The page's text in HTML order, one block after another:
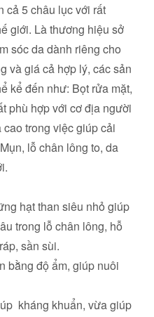
cả 5 châu lục với rất
giới. Là thương hiệu sở
sóc da dành riêng cho
và giá cả hợp lý, các sản
kể đến như: Bọt rửa mặt,
phù hợp với cơ địa người
trong việc giúp cải
lỗ chân lông to, da
hạt than siêu nhỏ giúp
trong lỗ chân lông, hỗ
sần sùi.
bằng độ ẩm, giúp nuôi
kháng khuẩn, vừa giúp